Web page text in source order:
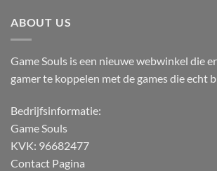
ABOUT US
Game Souls is een nieuwe webwinkel die
gamer te koppelen met de games die echt
Bedrijfsinformatie:
Game Souls
KVK: 96682477
Contact Pagina